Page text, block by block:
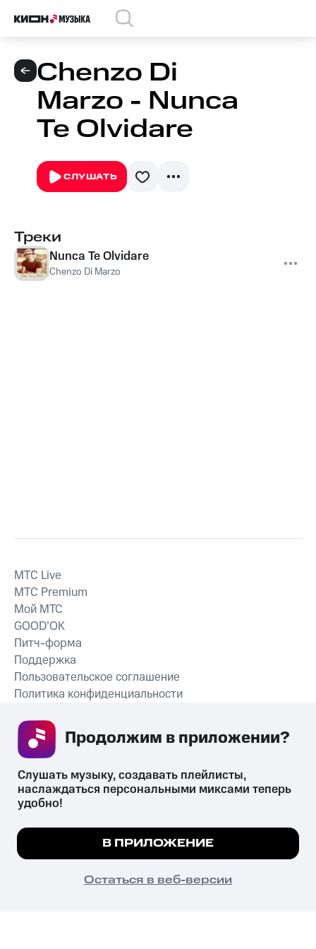
Chenzo Di
Marzo - Nunca
Te Olvidare
СЛУШАТЬ
Треки
Nunca Te Olvidare
Chenzo Di Marzo
СКАЧАТЬ ПРИЛОЖЕНИЕ
MTС Live
MTС Premium
Мой МТС
GOOD’OK
Питч-форма
Поддержка
Пользовательское соглашение
Политика конфиденциальности
психотропных веществ, их аналогов причиняет вред здоровью,
их незаконный оборот запрещён и влечёт установленную
законодательством ответственность.
© 2026 ООО «КИОН».
Все права защищены
Мы используем куки, чтобы на сайте все
Подробнее
ПОНЯТНО
Слушать музыку, создавать плейлисты,
наслаждаться персональными миксами теперь
удобно!
В ПРИЛОЖЕНИЕ
Остаться в веб-версии